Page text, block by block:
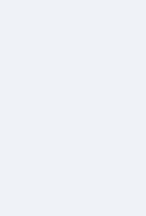
【ひろゆき